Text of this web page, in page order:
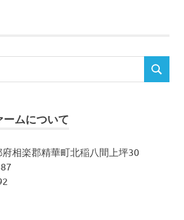
検
ムについて
相楽郡精華町北稲八間上坪30